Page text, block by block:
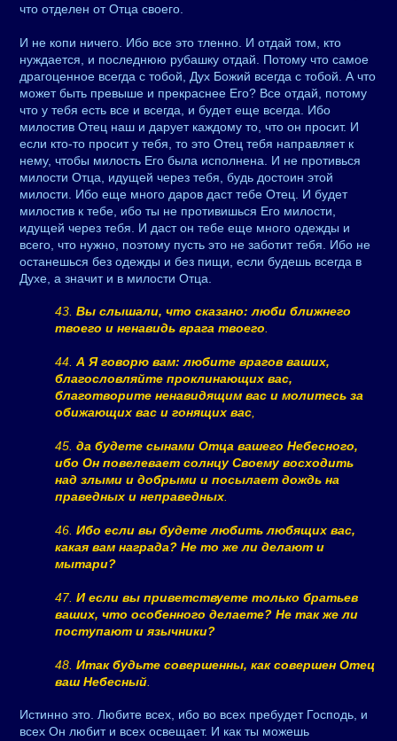
что отделен от Отца своего.
И не копи ничего. Ибо все это тленно. И отдай том, кто
нуждается, и последнюю рубашку отдай. Потому что самое
драгоценное всегда с тобой, Дух Божий всегда с тобой. А что
может быть превыше и прекраснее Его? Все отдай, потому
что у тебя есть все и всегда, и будет еще всегда. Ибо
милостив Отец наш и дарует каждому то, что он просит. И
если кто-то просит у тебя, то это Отец тебя направляет к
нему, чтобы милость Его была исполнена. И не противься
милости Отца, идущей через тебя, будь достоин этой
милости. Ибо еще много даров даст тебе Отец. И будет
милостив к тебе, ибо ты не противишься Его милости,
идущей через тебя. И даст он тебе еще много одежды и
всего, что нужно, поэтому пусть это не заботит тебя. Ибо не
останешься без одежды и без пищи, если будешь всегда в
Духе, а значит и в милости Отца.
43. Вы слышали, что сказано: люби ближнего
твоего и ненавидь врага твоего
44. А Я говорю вам: любите врагов ваших,
благословляйте проклинающих вас,
благотворите ненавидящим вас и молитесь за
обижающих вас и гонящих вас
45. да будете сынами Отца вашего Небесного,
ибо Он повелевает солнцу Своему восходить
над злыми и добрыми и посылает дождь на
праведных и неправедных
46. Ибо если вы будете любить любящих вас,
какая вам награда? Не то же ли делают и
мытари?
47. И если вы приветствуете только братьев
ваших, что особенного делаете? Не так же ли
поступают и язычники?
48. Итак будьте совершенны, как совершен Отец
ваш Небесный
Истинно это. Любите всех, ибо во всех пребудет Господь, и
всех Он любит и всех освещает. И как ты можешь